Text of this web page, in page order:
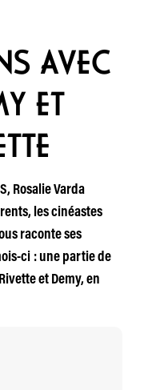
AVEC
ET
Rosalie Varda
les cinéastes
raconte ses
ci : une partie de
et Demy, en